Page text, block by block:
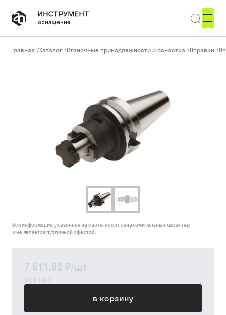
Главная /Каталог /Станочные принадлежности и оснастка /Оправки /
7 611,82 ₽/шт
вкл ндс
в корзину
Вся информация, указанная на сайте, носит ознакомительный характер
и не является публичной офертой.